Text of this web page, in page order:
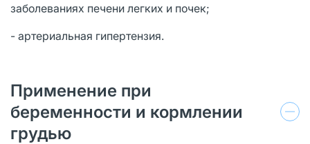
заболеваниях печени легких и почек;
- артериальная гипертензия.
Применение при
беременности и кормлении
грудью